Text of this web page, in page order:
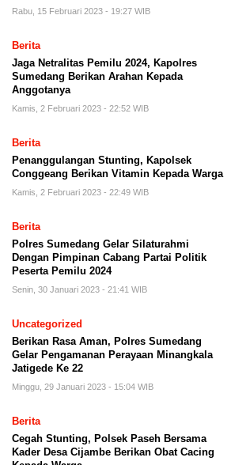
Rabu, 15 Februari 2023 - 19:27 WIB
Berita
Jaga Netralitas Pemilu 2024, Kapolres
Sumedang Berikan Arahan Kepada
Anggotanya
Kamis, 2 Februari 2023 - 22:52 WIB
Berita
Penanggulangan Stunting, Kapolsek
Conggeang Berikan Vitamin Kepada Warga
Kamis, 2 Februari 2023 - 22:49 WIB
Berita
Polres Sumedang Gelar Silaturahmi
Dengan Pimpinan Cabang Partai Politik
Peserta Pemilu 2024
Senin, 30 Januari 2023 - 21:41 WIB
Uncategorized
Berikan Rasa Aman, Polres Sumedang
Gelar Pengamanan Perayaan Minangkala
Jatigede Ke 22
Minggu, 29 Januari 2023 - 15:04 WIB
Berita
Cegah Stunting, Polsek Paseh Bersama
Kader Desa Cijambe Berikan Obat Cacing